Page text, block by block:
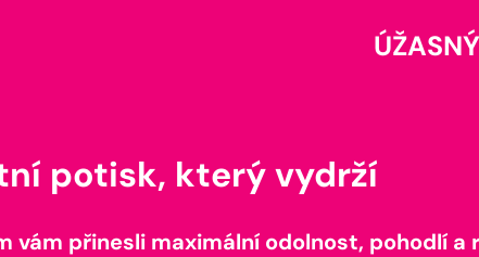
potisk, který vydrží
přinesli maximální odolnost, pohodlí a